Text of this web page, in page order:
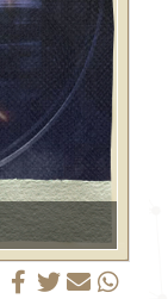
الجزيرة